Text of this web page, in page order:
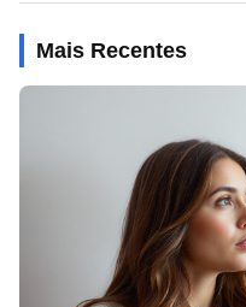
Mais Recentes